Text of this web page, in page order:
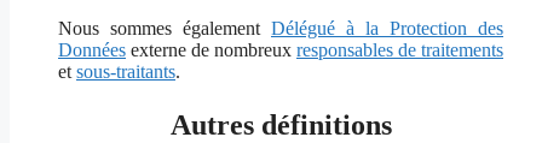
Nous sommes également Délégué à la Protection des
Données externe de nombreux responsables de traitements
et sous-traitants.
Autres définitions